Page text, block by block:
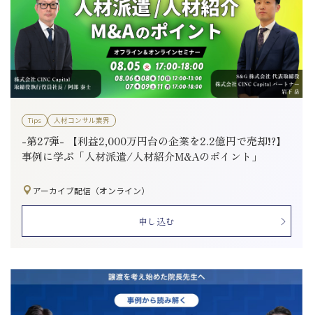
Tips 人材コンサル業界
-第27弾- 【利益2,000万円台の企業を2.2億円で売却!?】
事例に学ぶ「人材派遣/人材紹介M&Aのポイント」
アーカイブ配信（オンライン）
申し込む